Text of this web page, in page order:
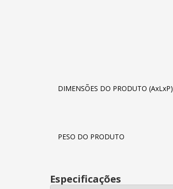
DIMENSÕES DO PRODUTO (AxLxP)
PESO DO PRODUTO
Especificações